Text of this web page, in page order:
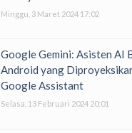
Minggu, 3 Maret 2024 17:02
Google Gemini: Asisten AI
Android yang
Google Assistant
Selasa, 13 Februari 2024 20:01